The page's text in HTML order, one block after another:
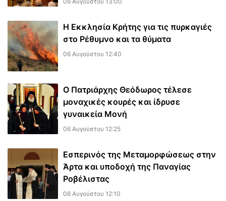
Η Εκκλησία Κρήτης για τις πυρκαγιές
στο Ρέθυμνο και τα θύματα
06 Αυγούστου 12:40
Ο Πατριάρχης Θεόδωρος τέλεσε
μοναχικές κουρές και ίδρυσε
γυναικεία Μονή
06 Αυγούστου 12:25
Εσπερινός της Μεταμορφώσεως στην
Άρτα και υποδοχή της Παναγίας
Ροβέλιστας
06 Αυγούστου 12:10